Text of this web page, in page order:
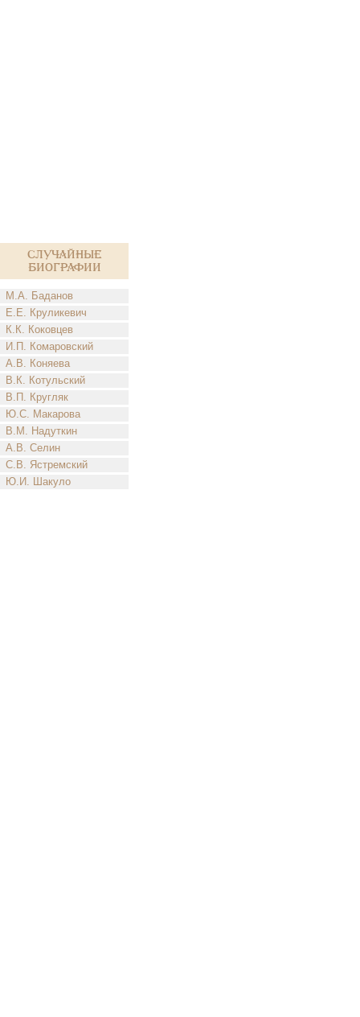
Случайные
биографии
М.А. Баданов
Е.Е. Круликевич
К.К. Коковцев
И.П. Комаровский
А.В. Коняева
В.К. Котульский
В.П. Кругляк
Ю.С. Макарова
В.М. Надуткин
А.В. Селин
С.В. Ястремский
Ю.И. Шакуло